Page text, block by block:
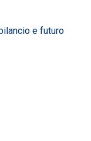
e futuro